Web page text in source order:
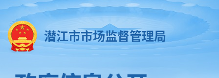
潜江市市场监督管理局